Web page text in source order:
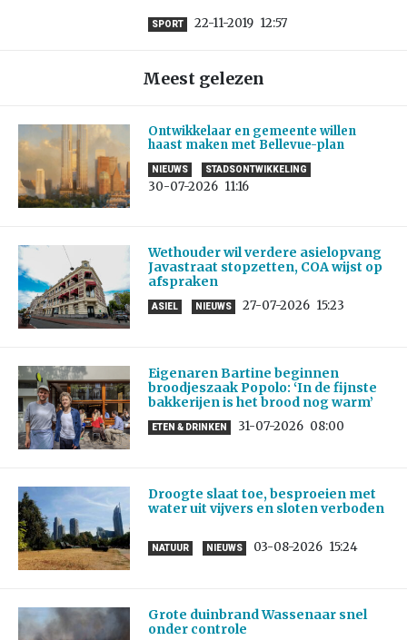
SPORT 22-11-2019 12:57
Meest gelezen
Ontwikkelaar en gemeente willen
haast maken met Bellevue-plan
NIEUWS STADSONTWIKKELING
30-07-2026 11:16
Wethouder wil verdere asielopvang
Javastraat stopzetten, COA wijst op
afspraken
ASIEL NIEUWS 27-07-2026 15:23
Eigenaren Bartine beginnen
broodjeszaak Popolo: ‘In de fijnste
bakkerijen is het brood nog warm’
ETEN & DRINKEN 31-07-2026 08:00
Droogte slaat toe, besproeien met
water uit vijvers en sloten verboden
NATUUR NIEUWS 03-08-2026 15:24
Grote duinbrand Wassenaar snel
onder controle